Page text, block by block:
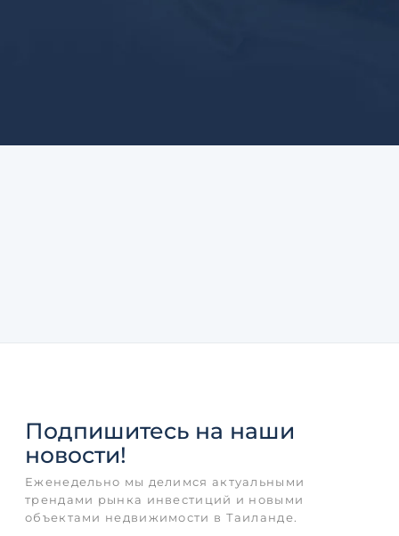
Подпишитесь на наши
новости!
Еженедельно мы делимся актуальными
трендами рынка инвестиций и новыми
объектами недвижимости в Таиланде.